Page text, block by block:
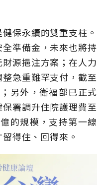
保永續的雙重支柱。
準備金，未來也將持
源挹注方案；在人力
急重難罕支付，截至
另外，衛福部已正式
署調升住院護理費至
的規模，支持第一線
得住、回得來。